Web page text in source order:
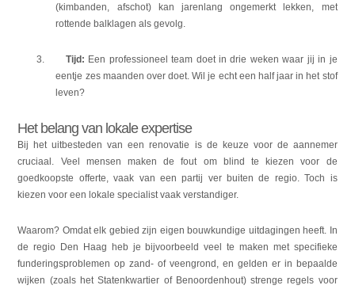
(kimbanden, afschot) kan jarenlang ongemerkt lekken, met
rottende balklagen als gevolg.
3. Tijd: Een professioneel team doet in drie weken waar jij in je
eentje zes maanden over doet. Wil je echt een half jaar in het stof
leven?
Het belang van lokale expertise
Bij het uitbesteden van een renovatie is de keuze voor de aannemer
cruciaal. Veel mensen maken de fout om blind te kiezen voor de
goedkoopste offerte, vaak van een partij ver buiten de regio. Toch is
kiezen voor een lokale specialist vaak verstandiger.
Waarom? Omdat elk gebied zijn eigen bouwkundige uitdagingen heeft. In
de regio Den Haag heb je bijvoorbeeld veel te maken met specifieke
funderingsproblemen op zand- of veengrond, en gelden er in bepaalde
wijken (zoals het Statenkwartier of Benoordenhout) strenge regels voor